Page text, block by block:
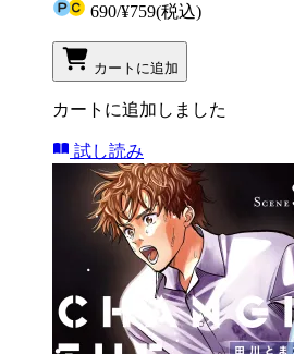
690/¥759(税込)
カートに追加
カートに追加しました
試し読み